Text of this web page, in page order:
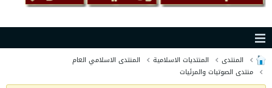
المنتدى المنتديات الاسلامية
المنتدى الاسلامي العام
منتدى الصوتيات والمرئيات